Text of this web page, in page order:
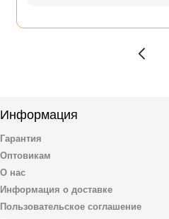
Информация
Гарантия
Оптовикам
О нас
Информация о доставке
Пользовательское соглашение